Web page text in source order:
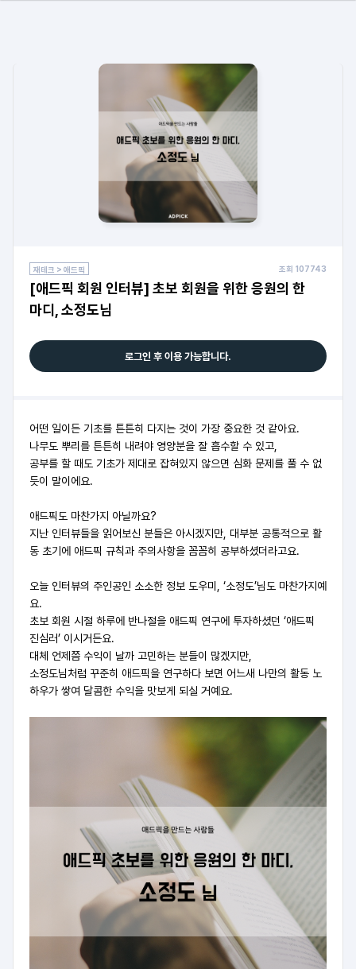
재테크 > 애드픽 조회 107743
[애드픽 회원 인터뷰] 초보 회원을 위한 응원의 한
마디, 소정도님
로그인 후 이용 가능합니다.
어떤 일이든 기초를 튼튼히 다지는 것이 가장 중요한 것 같아요.
나무도 뿌리를 튼튼히 내려야 영양분을 잘 흡수할 수 있고,
공부를 할 때도 기초가 제대로 잡혀있지 않으면 심화 문제를 풀 수 없
듯이 말이에요.
애드픽도 마찬가지 아닐까요?
지난 인터뷰들을 읽어보신 분들은 아시겠지만, 대부분 공통적으로 활
동 초기에 애드픽 규칙과 주의사항을 꼼꼼히 공부하셨더라고요.
오늘 인터뷰의 주인공인 소소한 정보 도우미, ‘소정도’님도 마찬가지예
요.
초보 회원 시절 하루에 반나절을 애드픽 연구에 투자하셨던 ‘애드픽
진심러’ 이시거든요.
대체 언제쯤 수익이 날까 고민하는 분들이 많겠지만,
소정도님처럼 꾸준히 애드픽을 연구하다 보면 어느새 나만의 활동 노
하우가 쌓여 달콤한 수익을 맛보게 되실 거예요.